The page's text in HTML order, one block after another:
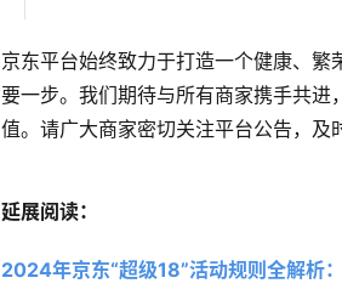
京东平台始终致力于打造一个健康、
要一步。我们期待与所有商家携手共
值。请广大商家密切关注平台公告，及
延展阅读：
2024年京东“超级18”活动规则全解析